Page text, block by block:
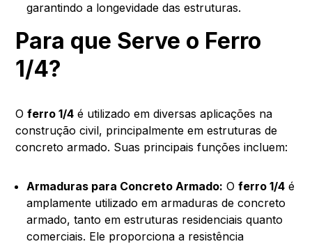
garantindo a longevidade das estruturas.
Para que Serve o Ferro
1/4?
Oferro 1/4 é utilizado em diversas aplicações na
construção civil, principalmente em estruturas de
concreto armado. Suas principais funções incluem:
Armaduras para Concreto Armado: Oferro 1/4 é
amplamente utilizado em armaduras de concreto
armado, tanto em estruturas residenciais quanto
comerciais. Ele proporciona a resistência